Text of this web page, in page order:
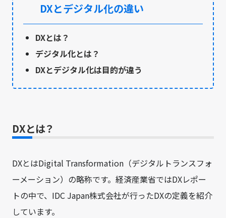
DXとデジタル化の違い
DXとは？
デジタル化とは？
DXとデジタル化は目的が違う
DXとは？
DXとはDigital Transformation（デジタルトランスフォ
ーメーション）の略称です。経済産業省ではDXレポー
トの中で、IDC Japan株式会社が行ったDXの定義を紹介
しています。